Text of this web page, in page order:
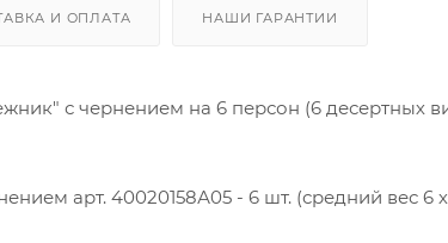
И ОПЛАТА НАШИ ГАРАНТИИ
с чернением на 6 персон (6 десертных
арт. 40020158А05 - 6 шт. (средний вес 6